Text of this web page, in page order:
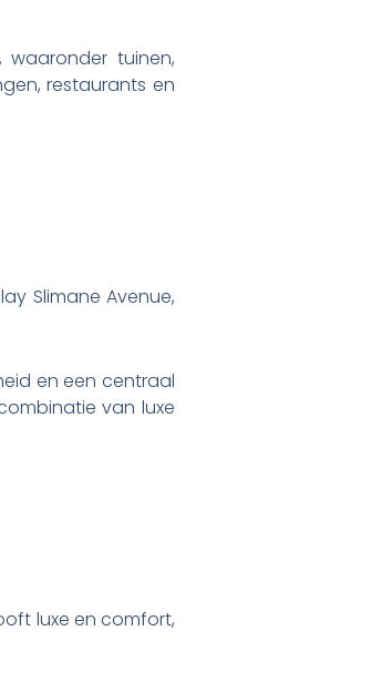
waaronder tuinen,
restaurants en
Slimane Avenue,
en een centraal
van luxe
luxe en comfort,